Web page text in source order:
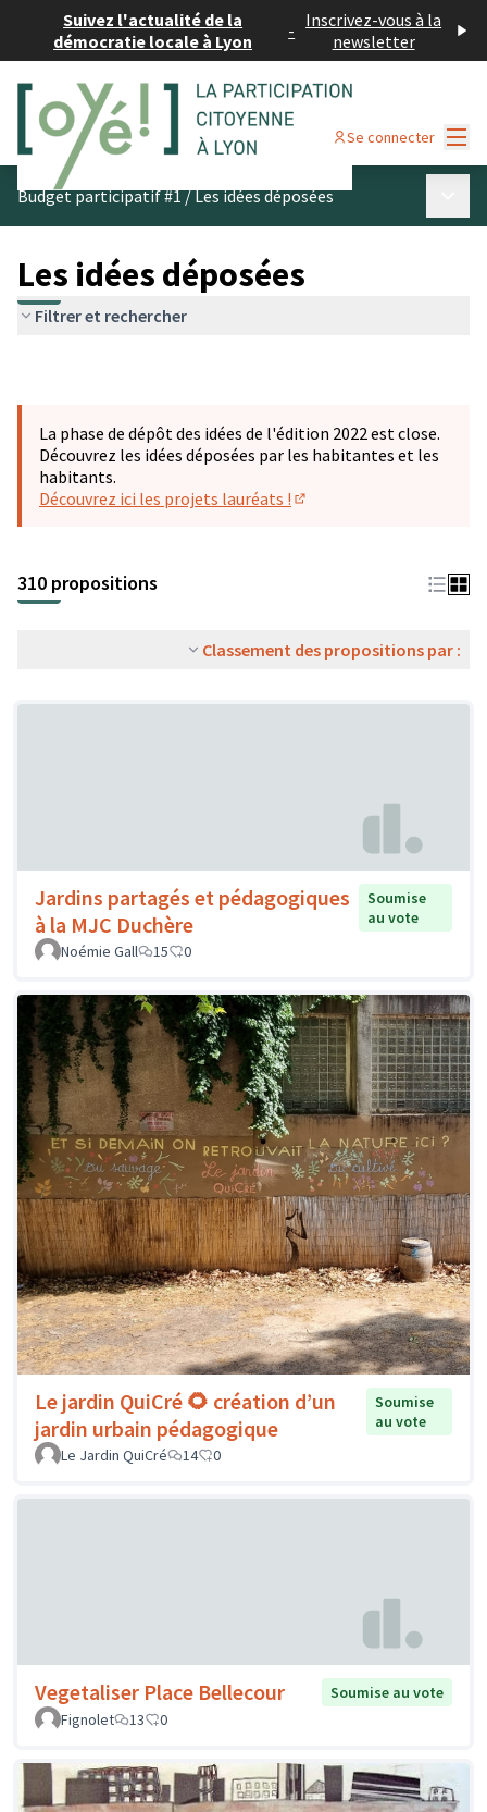
Suivez l'actualité de la
démocratie locale à Lyon
- Inscrivez-vous à la
newsletter
Se connecter
Budget participatif #1/Les idées déposées
Les idées déposées
Filtrer et rechercher
La phase de dépôt des idées de l'édition 2022 est close.
Découvrez les idées déposées par les habitantes et les
habitants.
Découvrez ici les projets lauréats !
310 propositions
Classement des propositions par :
Jardins partagés et pédagogiques
à la MJC Duchère
Soumise
au vote
Noémie Gall
15 0
Le jardin QuiCré 🌻 création d’un
jardin urbain pédagogique
Soumise
au vote
Le Jardin QuiCré
14 0
Vegetaliser Place Bellecour
Soumise au vote
Fignolet
13 0